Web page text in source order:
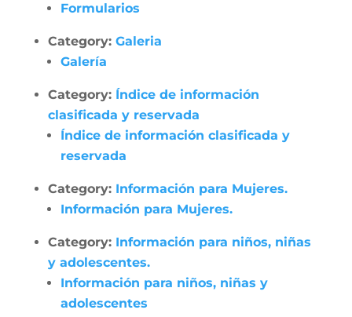
Formularios
Category: Galeria
Galería
Category: Índice de información
clasificada y reservada
Índice de información clasificada y
reservada
Category: Información para Mujeres.
Información para Mujeres.
Category: Información para niños, niñas
y adolescentes.
Información para niños, niñas y
adolescentes